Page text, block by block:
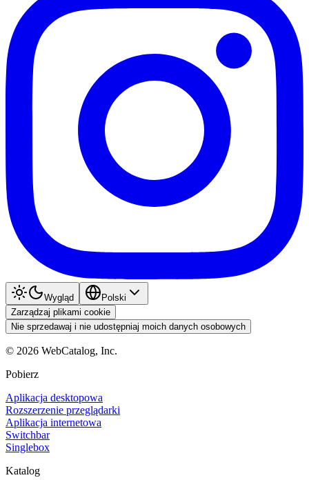
Wygląd
Polski
Zarządzaj plikami cookie
Nie sprzedawaj i nie udostępniaj moich danych osobowych
© 2026 WebCatalog, Inc.
Pobierz
Aplikacja desktopowa
Rozszerzenie przeglądarki
Aplikacja internetowa
Switchbar
Singlebox
Katalog